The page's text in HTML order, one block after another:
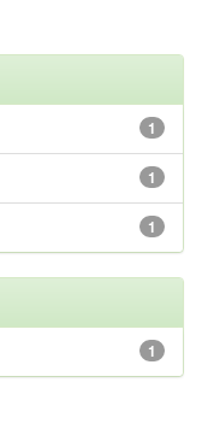
1
1
1
1